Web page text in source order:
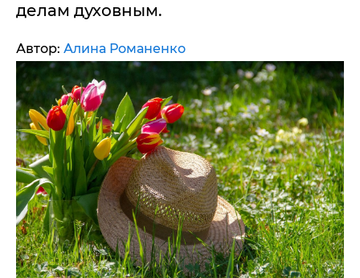
делам духовным.
Автор: Алина Романенко